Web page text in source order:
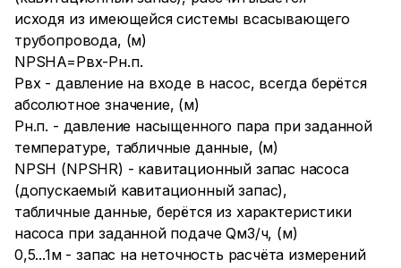
исходя из имеющейся системы всасывающего
трубопровода, (м)
NPSHA=Pвх-Рн.п.
Рвх - давление на входе в насос, всегда берётся
абсолютное значение, (м)
Рн.п. - давление насыщенного пара при заданной
температуре, табличные данные, (м)
NPSH (NPSHR) - кавитационный запас насоса
(допускаемый кавитационный запас),
табличные данные, берётся из характеристики
насоса при заданной подаче Qм3/ч, (м)
0,5...1м - запас на неточность расчёта измерений